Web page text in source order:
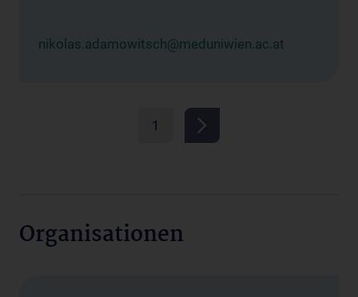
nikolas.adamowitsch@meduniwien.ac.at
1
Organisationen